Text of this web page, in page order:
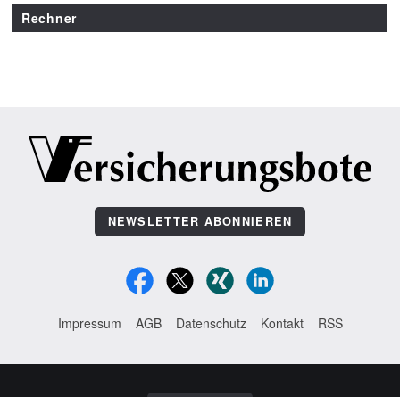
Rechner
NEWSLETTER ABONNIEREN
Impressum AGB Datenschutz Kontakt RSS